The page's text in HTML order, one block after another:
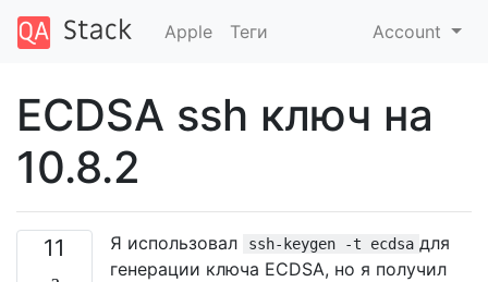
Apple Теги Account
ECDSA ssh ключ на
10.8.2
11 Я использовал ssh-keygen -t ecdsa для
генерации ключа ECDSA, но я получил